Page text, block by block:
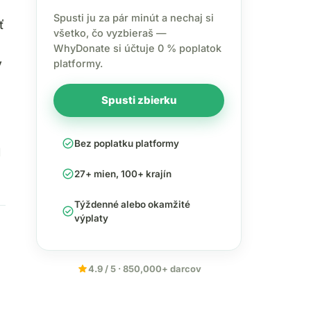
Spusti ju za pár minút a nechaj si
všetko, čo vyzbieraš —
WhyDonate si účtuje 0 % poplatok
platformy.
Spusti zbierku
check_circleBez poplatku platformy
check_circle27+ mien, 100+ krajín
check_circleTýždenné alebo okamžité
výplaty
star4.9 / 5 · 850,000+ darcov